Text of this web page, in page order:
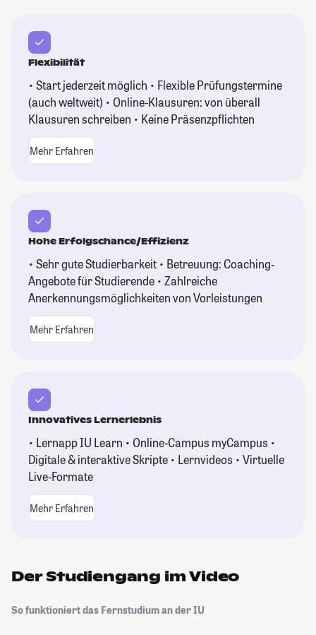
Flexibilität
• Start jederzeit möglich • Flexible Prüfungstermine
(auch weltweit) • Online-Klausuren: von überall
Klausuren schreiben • Keine Präsenzpflichten
Mehr Erfahren
Hohe Erfolgschance/Effizienz
• Sehr gute Studierbarkeit • Betreuung: Coaching-
Angebote für Studierende • Zahlreiche
Anerkennungsmöglichkeiten von Vorleistungen
Mehr Erfahren
Innovatives Lernerlebnis
• Lernapp IU Learn • Online-Campus myCampus •
Digitale & interaktive Skripte • Lernvideos • Virtuelle
Live-Formate
Mehr Erfahren
Der Studiengang im Video
So funktioniert das Fernstudium an der IU